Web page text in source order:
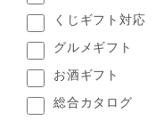
くじギフト対応
グルメギフト
お酒ギフト
総合カタログ